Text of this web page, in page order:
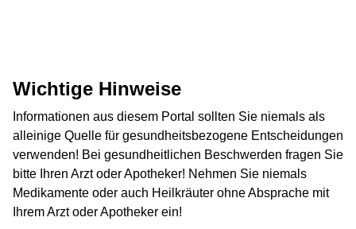
Wichtige Hinweise
Informationen aus diesem Portal sollten Sie niemals als
alleinige Quelle für gesundheitsbezogene Entscheidungen
verwenden! Bei gesundheitlichen Beschwerden fragen Sie
bitte Ihren Arzt oder Apotheker! Nehmen Sie niemals
Medikamente oder auch Heilkräuter ohne Absprache mit
Ihrem Arzt oder Apotheker ein!